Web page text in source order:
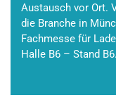
Austausch vor Ort.
die Branche in
Fachmesse für
Halle B6 – Stand